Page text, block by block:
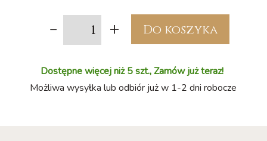
- + Do koszyka
Dostępne więcej niż 5 szt., Zamów już teraz!
Możliwa wysyłka lub odbiór już w 1-2 dni robocze